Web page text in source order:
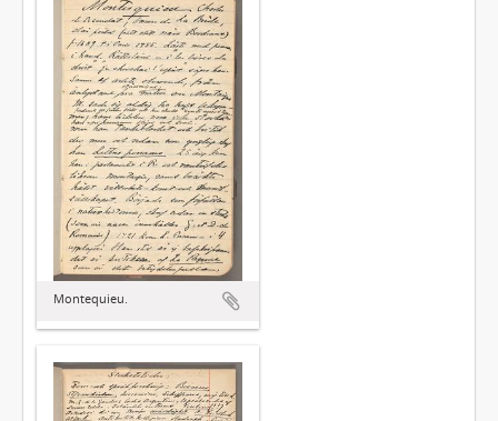
Montequieu.